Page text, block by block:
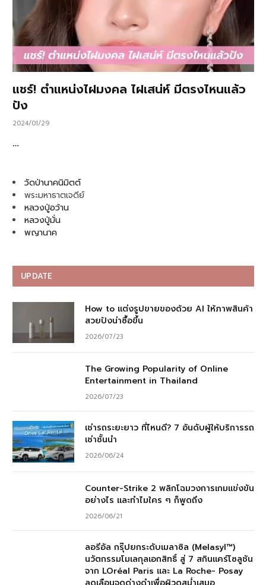
แชร์! ตำแหน่งไฝมงคล ไฝเสน่ห์ มีตรงไหนแล้ว
ปัง
2024/01/29
…
วัดป่านาคนิมิตต์
พระมหาธาตเจดีย์
หลวงปู่อว้าน
หลวงปู่มั่น
พญานาค
UPDATE
How to แต่งรูปขายของด้วย AI ให้ภาพสินค้า
สวยปังน่าซื้อขึ้น
2026/07/23
The Growing Popularity of Online
Entertainment in Thailand
2026/07/23
เช่ารถระยะยาว ที่ไหนดี? 7 อันดับผู้ให้บริการรถ
เช่าชั้นนำ
2026/06/24
Counter-Strike 2 พลิกโฉมวงการเกมแข่งขัน
อย่างไร และทำไมใคร ๆ ก็พูดถึง
2026/06/21
ลอรีอัล กรุ๊ปยกระดับเมลาซิล (Melasyl™)
นวัตกรรมโมเลกุลเอกสิทธิ์ สู่ 7 สกินแคร์โซลูชัน
จาก LOréal Paris และ La Roche- Posay